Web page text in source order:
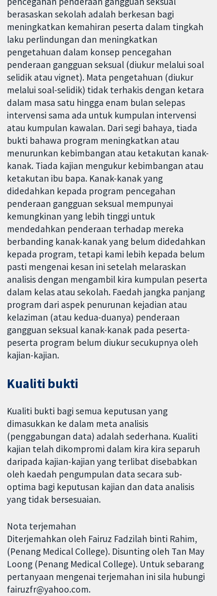
berasaskan sekolah adalah berkesan bagi
meningkatkan kemahiran peserta dalam tingkah
laku perlindungan dan meningkatkan
pengetahuan dalam konsep pencegahan
penderaan gangguan seksual (diukur melalui soal
selidik atau vignet). Mata pengetahuan (diukur
melalui soal-selidik) tidak terhakis dengan ketara
dalam masa satu hingga enam bulan selepas
intervensi sama ada untuk kumpulan intervensi
atau kumpulan kawalan. Dari segi bahaya, tiada
bukti bahawa program meningkatkan atau
menurunkan kebimbangan atau ketakutan kanak-
kanak. Tiada kajian mengukur kebimbangan atau
ketakutan ibu bapa. Kanak-kanak yang
didedahkan kepada program pencegahan
penderaan gangguan seksual mempunyai
kemungkinan yang lebih tinggi untuk
mendedahkan penderaan terhadap mereka
berbanding kanak-kanak yang belum didedahkan
kepada program, tetapi kami lebih kepada belum
pasti mengenai kesan ini setelah melaraskan
analisis dengan mengambil kira kumpulan peserta
dalam kelas atau sekolah. Faedah jangka panjang
program dari aspek penurunan kejadian atau
kelaziman (atau kedua-duanya) penderaan
gangguan seksual kanak-kanak pada peserta-
peserta program belum diukur secukupnya oleh
kajian-kajian.
Kualiti bukti
Kualiti bukti bagi semua keputusan yang
dimasukkan ke dalam meta analisis
(penggabungan data) adalah sederhana. Kualiti
kajian telah dikompromi dalam kira kira separuh
daripada kajian-kajian yang terlibat disebabkan
oleh kaedah pengumpulan data secara sub-
optima bagi keputusan kajian dan data analisis
yang tidak bersesuaian.
Nota terjemahan
Diterjemahkan oleh Fairuz Fadzilah binti Rahim,
(Penang Medical College). Disunting oleh Tan May
Loong (Penang Medical College). Untuk sebarang
pertanyaan mengenai terjemahan ini sila hubungi
fairuzfr@yahoo.com.